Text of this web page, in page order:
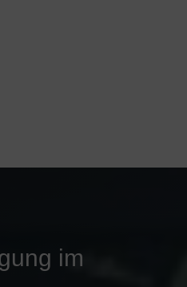
im